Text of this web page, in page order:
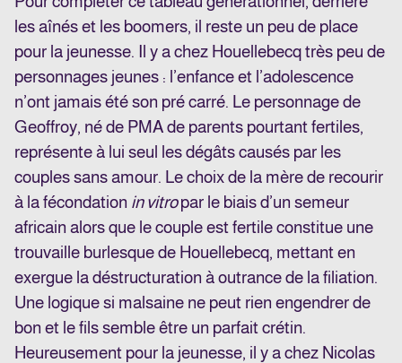
les aînés et les boomers, il reste un peu de place
pour la jeunesse. Il y a chez Houellebecq très peu de
personnages jeunes : l’enfance et l’adolescence
n’ont jamais été son pré carré. Le personnage de
Geoffroy, né de PMA de parents pourtant fertiles,
représente à lui seul les dégâts causés par les
couples sans amour. Le choix de la mère de recourir
à la fécondation in vitropar le biais d’un semeur
africain alors que le couple est fertile constitue une
trouvaille burlesque de Houellebecq, mettant en
exergue la déstructuration à outrance de la filiation.
Une logique si malsaine ne peut rien engendrer de
bon et le fils semble être un parfait crétin.
Heureusement pour la jeunesse, il y a chez Nicolas